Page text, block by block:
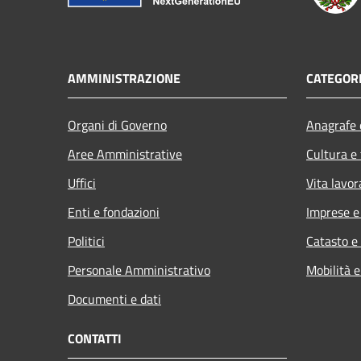
AMMINISTRAZIONE
Organi di Governo
Aree Amministrative
Uffici
Enti e fondazioni
Politici
Personale Amministrativo
Documenti e dati
Cultura
Vita
Imprese
Catasto
Mobilità
CONTATTI